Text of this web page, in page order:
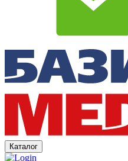
Каталог